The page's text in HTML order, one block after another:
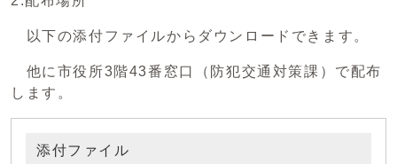
以下の添付ファイルからダウンロードできます。
他に市役所3階43番窓口（防犯交通対策課）で配布
します。
添付ファイル